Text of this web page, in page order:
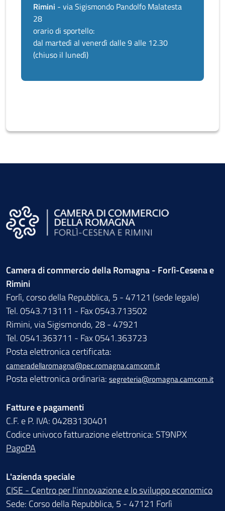
Rimini - via Sigismondo Pandolfo Malatesta
28
orario di sportello:
dal martedì al venerdì dalle 9 alle 12.30
(chiuso il lunedì)
Camera di commercio della Romagna - Forlì-Cesena e
Rimini
Forlì, corso della Repubblica, 5 - 47121 (sede legale)
Tel. 0543.713111 - Fax 0543.713502
Rimini, via Sigismondo, 28 - 47921
Tel. 0541.363711 - Fax 0541.363723
Posta elettronica certificata:
cameradellaromagna@pec.romagna.camcom.it
Posta elettronica ordinaria: segreteria@romagna.camcom.it
Fatture e pagamenti
C.F. e P. IVA: 04283130401
Codice univoco fatturazione elettronica: ST9NPX
PagoPA
L'azienda speciale
CISE - Centro per l'innovazione e lo sviluppo economico
Sede: Corso della Repubblica, 5 - 47121 Forlì